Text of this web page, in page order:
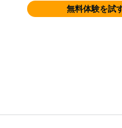
無料体験を試